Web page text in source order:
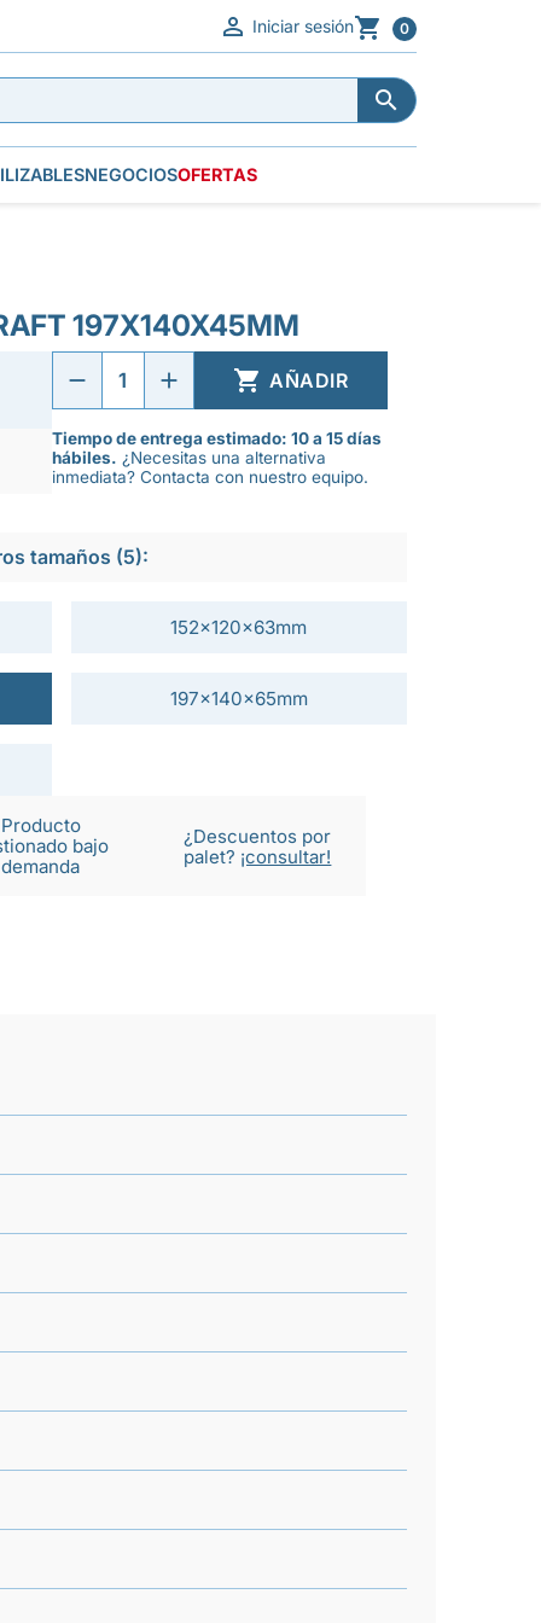
 Iniciar sesión 0


NEGOCIOSOFERTAS
197X140X45MM
 AÑADIR
Tiempo de entrega estimado: 10 a 15 días
hábiles. ¿Necesitas una alternativa
inmediata? Contacta con nuestro equipo.
tamaños (5):
152x120x63mm
197x140x65mm
Producto
bajo
demanda
¿Descuentos por
palet? ¡consultar!